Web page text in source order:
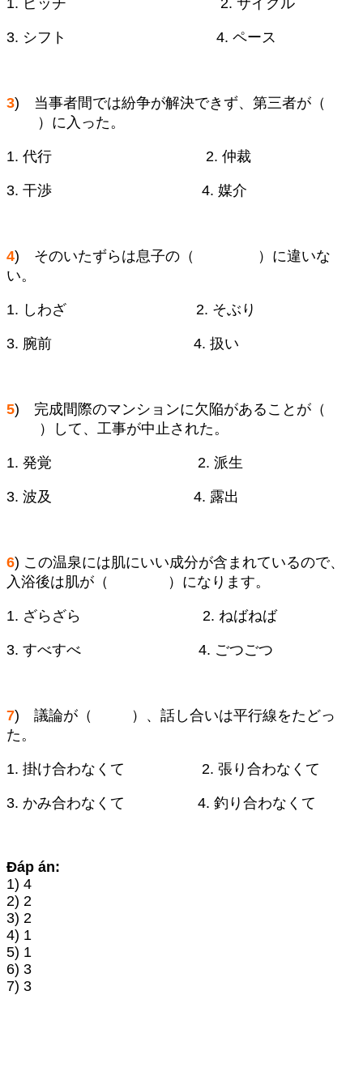
3. シフト 4. ペース
3) 当事者間では紛争が解決できず、第三者が（
）に入った。
1. 代行 2. 仲裁
3. 干渉 4. 媒介
4) そのいたずらは息子の（ ）に違いな
い。
1. しわざ 2. そぶり
3. 腕前 4. 扱い
5) 完成間際のマンションに欠陥があることが（
）して、工事が中止された。
1. 発覚 2. 派生
3. 波及 4. 露出
6) この温泉には肌にいい成分が含まれているので、
入浴後は肌が（ ）になります。
1. ざらざら 2. ねばねば
3. すべすべ 4. ごつごつ
7) 議論が（ ）、話し合いは平行線をたどっ
た。
1. 掛け合わなくて 2. 張り合わなくて
3. かみ合わなくて 4. 釣り合わなくて
Đáp án:
1) 4
2) 2
3) 2
4) 1
5) 1
6) 3
7) 3